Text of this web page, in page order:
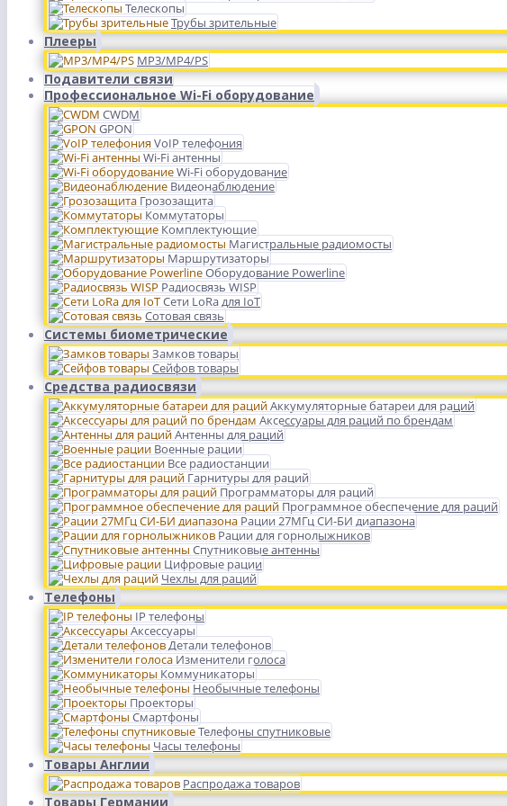
Телескопы
Трубы зрительные
Плееры
MP3/MP4/PS
Подавители связи
Профессиональное Wi-Fi оборудование
CWDM
GPON
VoIP телефония
Wi-Fi антенны
Wi-Fi оборудование
Видеонаблюдение
Грозозащита
Коммутаторы
Комплектующие
Магистральные радиомосты
Маршрутизаторы
Оборудование Powerline
Радиосвязь WISP
Сети LoRa для IoT
Сотовая связь
Системы биометрические
Замков товары
Сейфов товары
Средства радиосвязи
Аккумуляторные батареи для раций
Аксессуары для раций по брендам
Антенны для раций
Военные рации
Все радиостанции
Гарнитуры для раций
Программаторы для раций
Программное обеспечение для раций
Рации 27МГц СИ-БИ диапазона
Рации для горнолыжников
Спутниковые антенны
Цифровые рации
Чехлы для раций
Телефоны
IP телефоны
Аксессуары
Детали телефонов
Изменители голоса
Коммуникаторы
Необычные телефоны
Проекторы
Смартфоны
Телефоны спутниковые
Часы телефоны
Товары Англии
Распродажа товаров
Товары Германии